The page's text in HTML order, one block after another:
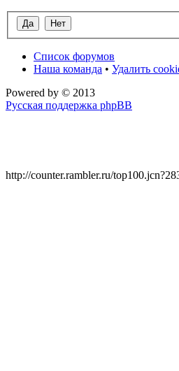
Список форумов
Наша команда • Удалить
Powered by © 2013
Русская поддержка phpBB
http://counter.rambler.ru/